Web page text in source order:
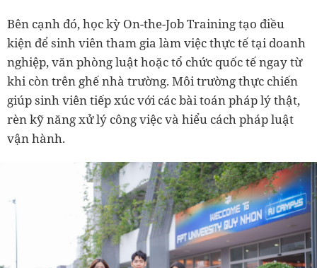
Bên cạnh đó, học kỳ On-the-Job Training tạo điều
kiện để sinh viên tham gia làm việc thực tế tại doanh
nghiệp, văn phòng luật hoặc tổ chức quốc tế ngay từ
khi còn trên ghế nhà trường. Môi trường thực chiến
giúp sinh viên tiếp xúc với các bài toán pháp lý thật,
rèn kỹ năng xử lý công việc và hiểu cách pháp luật
vận hành.